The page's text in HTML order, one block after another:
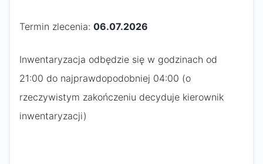
Termin zlecenia: 06.07.2026
Inwentaryzacja odbędzie się w godzinach od
21:00 do najprawdopodobniej 04:00 (o
rzeczywistym zakończeniu decyduje kierownik
inwentaryzacji)